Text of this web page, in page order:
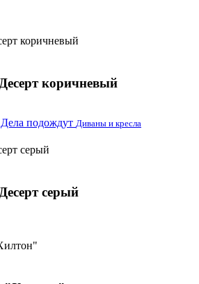
коричневый
Диваны и кресла
серый